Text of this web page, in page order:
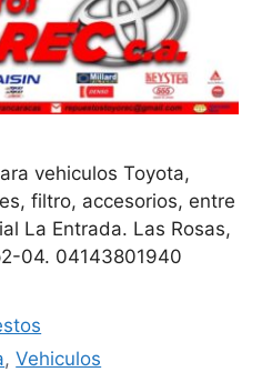
vehiculos Toyota,
filtro, accesorios, entre
La Entrada. Las Rosas,
04. 04143801940
,Vehiculos